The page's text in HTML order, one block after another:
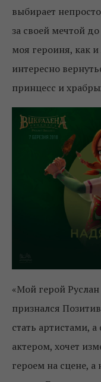
выбирает
за своей мечтой
моя героиня, как
интересно
принцесс и
«Мой герой
признался
стать артистами,
актером, хочет
героем на сцене,